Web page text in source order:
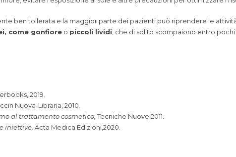
ben tollerata e la maggior parte dei pazienti può riprendere le
come gonfiore o piccoli lividi, che di solito scompaiono entro pochi
2019.
Nuova-Libraria, 2010.
al trattamento cosmetico,Tecniche Nuove,2011.
iniettive, Acta Medica Edizioni,2020.